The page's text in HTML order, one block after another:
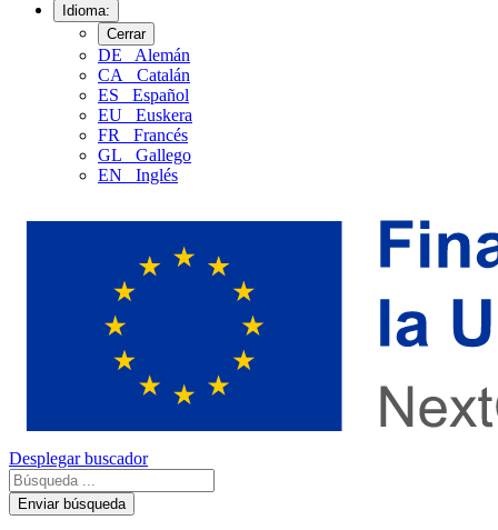
Idioma:
Cerrar
DE
Alemán
CA
Catalán
ES
Español
EU
Euskera
FR
Francés
GL
Gallego
EN
Inglés
Desplegar buscador
Enviar búsqueda